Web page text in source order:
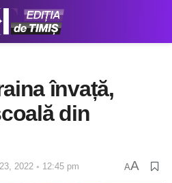
învață,
din
2022 ◦ 12:45 pm AA